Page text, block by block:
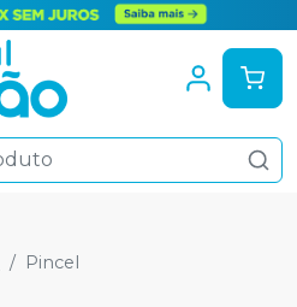
Pincel